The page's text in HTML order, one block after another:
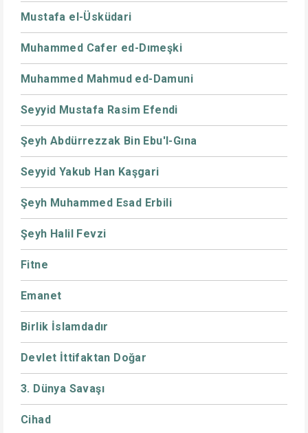
Mustafa el-Üsküdari
Muhammed Cafer ed-Dımeşki
Muhammed Mahmud ed-Damuni
Seyyid Mustafa Rasim Efendi
Şeyh Abdürrezzak Bin Ebu'l-Gına
Seyyid Yakub Han Kaşgari
Şeyh Muhammed Esad Erbili
Şeyh Halil Fevzi
Fitne
Emanet
Birlik İslamdadır
Devlet İttifaktan Doğar
3. Dünya Savaşı
Cihad